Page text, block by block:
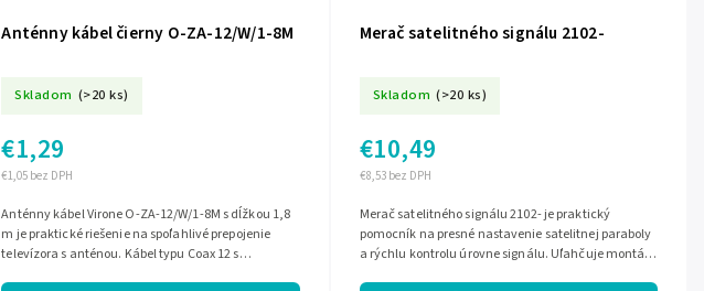
Anténny kábel čierny O-ZA-12/W/1-8M
Skladom (>20 ks)
€1,05 bez DPH
€1,29
Anténny kábel Virone O-ZA-12/W/1-8M s dĺžkou 1,8
m je praktické riešenie na spoľahlivé prepojenie
televízora s anténou. Kábel typu Coax 12 s
Merač satelitného signálu 2102-
Skladom (>20 ks)
€8,53 bez DPH
€10,49
Merač satelitného signálu 2102- je praktický
pomocník na presné nastavenie satelitnej paraboly
a rýchlu kontrolu úrovne signálu. Uľahčuje montáž